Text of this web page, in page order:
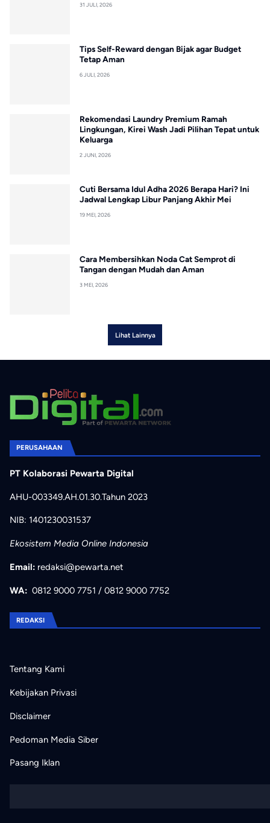
31 JULI, 2026
Tips Self-Reward dengan Bijak agar Budget
Tetap Aman
6 JULI, 2026
Rekomendasi Laundry Premium Ramah
Lingkungan, Kirei Wash Jadi Pilihan Tepat untuk
Keluarga
2 JUNI, 2026
Cuti Bersama Idul Adha 2026 Berapa Hari? Ini
Jadwal Lengkap Libur Panjang Akhir Mei
19 MEI, 2026
Cara Membersihkan Noda Cat Semprot di
Tangan dengan Mudah dan Aman
3 MEI, 2026
Lihat Lainnya
PERUSAHAAN
PT Kolaborasi Pewarta Digital
AHU-003349.AH.01.30.Tahun 2023
NIB: 1401230031537
Ekosistem Media Online Indonesia
Email: redaksi@pewarta.net
WA: 0812 9000 7751 / 0812 9000 7752
REDAKSI
Tentang Kami
Kebijakan Privasi
Disclaimer
Pedoman Media Siber
Pasang Iklan